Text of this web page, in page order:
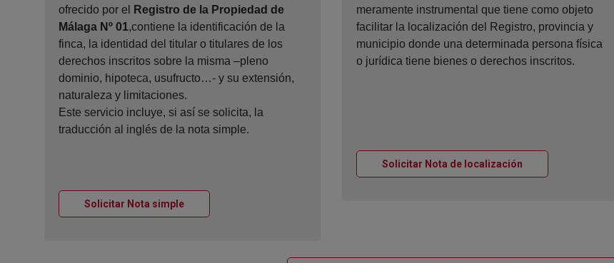
ofrecido por el
Registro de la Propiedad de
Málaga Nº 01,contiene la identificación de la
finca, la identidad del titular o titulares de los
derechos inscritos sobre la misma –pleno
dominio, hipoteca, usufructo…- y su extensión,
naturaleza y limitaciones.
Este servicio incluye, si así se solicita, la
traducción al inglés de la nota simple.
Solicitar Nota simpleVentana nueva
meramente instrumental que tiene como objeto
facilitar la localización del Registro, provincia y
municipio donde una determinada persona física
o jurídica tiene bienes o derechos inscritos.
Solicitar Nota de localizaciónVentana nueva